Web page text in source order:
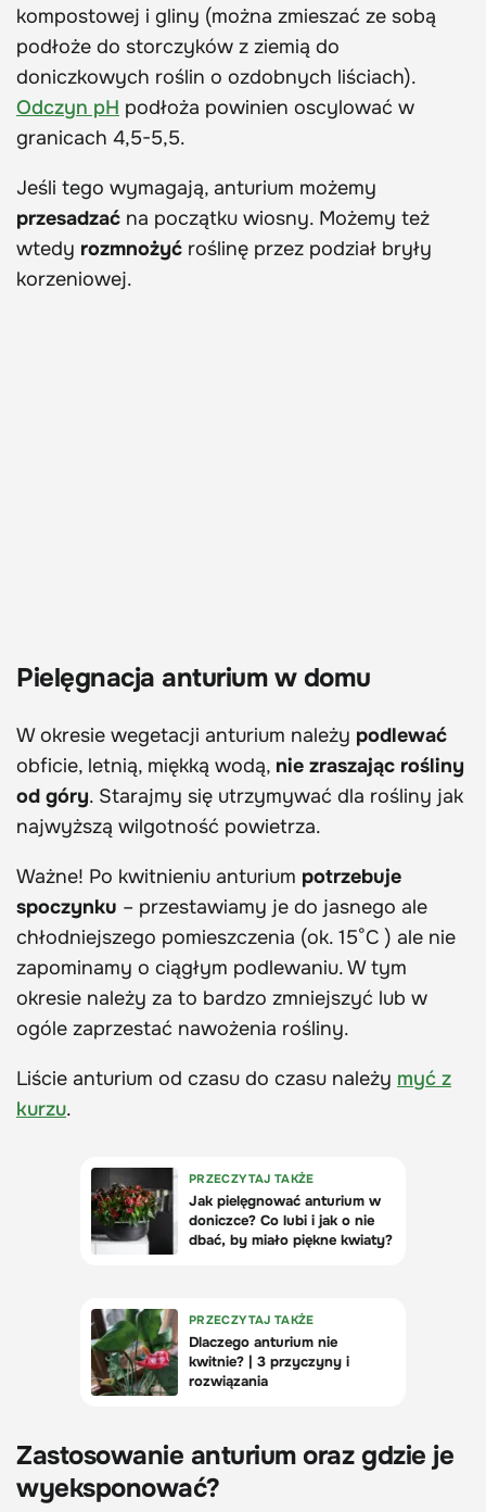
kompostowej i gliny (można zmieszać ze sobą
podłoże do storczyków z ziemią do
doniczkowych roślin o ozdobnych liściach).
Odczyn pH podłoża powinien oscylować w
granicach 4,5-5,5.
Jeśli tego wymagają, anturium możemy
przesadzać na początku wiosny. Możemy też
wtedy rozmnożyć roślinę przez podział bryły
korzeniowej.
Pielęgnacja anturium w domu
W okresie wegetacji anturium należy podlewać
obficie, letnią, miękką wodą, nie zraszając rośliny
od góry. Starajmy się utrzymywać dla rośliny jak
najwyższą wilgotność powietrza.
Ważne! Po kwitnieniu anturium potrzebuje
spoczynku – przestawiamy je do jasnego ale
chłodniejszego pomieszczenia (ok. 15°C ) ale nie
zapominamy o ciągłym podlewaniu. W tym
okresie należy za to bardzo zmniejszyć lub w
ogóle zaprzestać nawożenia rośliny.
Liście anturium od czasu do czasu należy myć z
kurzu.
Zastosowanie anturium oraz gdzie je
wyeksponować?